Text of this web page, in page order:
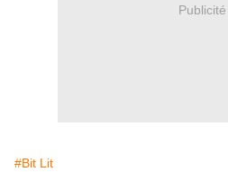
Publicité
#Bit Lit